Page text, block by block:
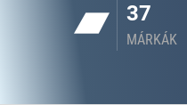
37
MÁRKÁK